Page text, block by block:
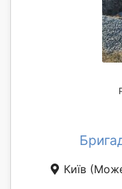
Київ